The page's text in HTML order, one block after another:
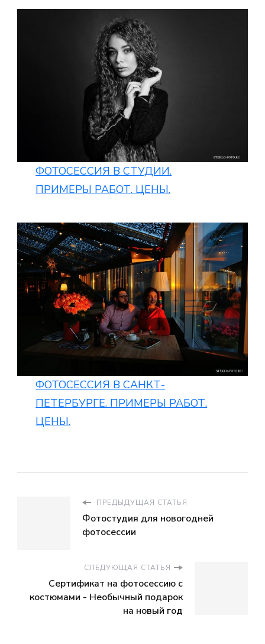
ФОТОСЕССИЯ В СТУДИИ.
ПРИМЕРЫ РАБОТ. ЦЕНЫ.
ФОТОСЕССИЯ В САНКТ-
ПЕТЕРБУРГЕ. ПРИМЕРЫ РАБОТ.
ЦЕНЫ.
ПРЕДЫДУЩАЯ СТАТЬЯ
Фотостудия для новогодней
фотосессии
СЛЕДУЮЩАЯ СТАТЬЯ
Сертификат на фотосессию с
костюмами - Необычный подарок
на новый год